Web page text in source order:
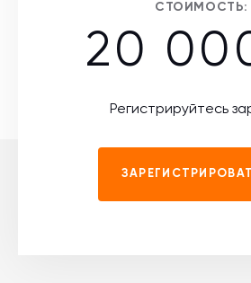
СТОИМОСТЬ:
20
Регистрируйтесь